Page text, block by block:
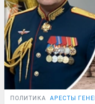
ПОЛИТИКА АРЕСТЫ